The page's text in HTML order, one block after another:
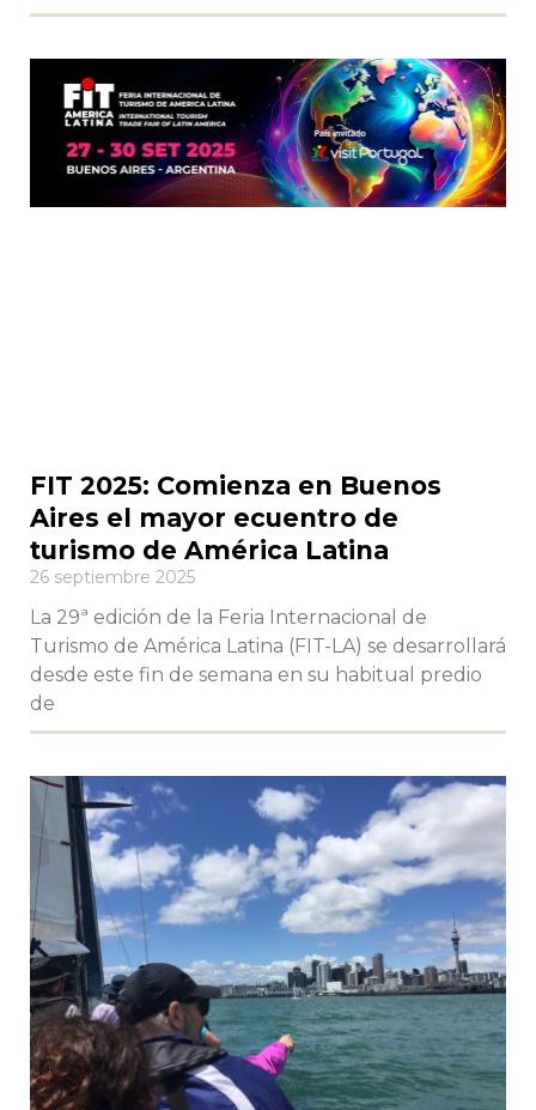
FIT 2025: Comienza en Buenos
Aires el mayor ecuentro de
turismo de América Latina
26 septiembre 2025
La 29ª edición de la Feria Internacional de
Turismo de América Latina (FIT-LA) se desarrollará
desde este fin de semana en su habitual predio
de